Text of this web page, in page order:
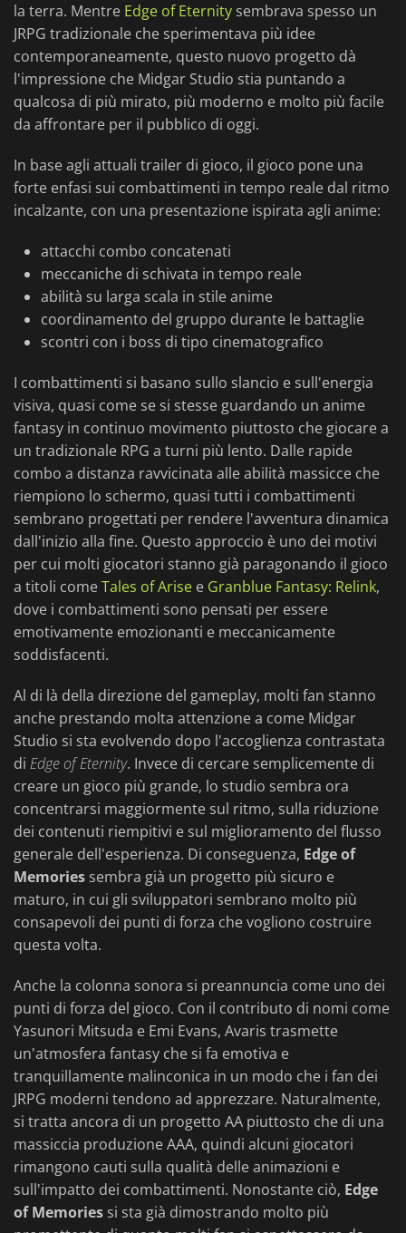
la terra. Mentre Edge of Eternity sembrava spesso un
JRPG tradizionale che sperimentava più idee
contemporaneamente, questo nuovo progetto dà
l'impressione che Midgar Studio stia puntando a
qualcosa di più mirato, più moderno e molto più facile
da affrontare per il pubblico di oggi.
In base agli attuali trailer di gioco, il gioco pone una
forte enfasi sui combattimenti in tempo reale dal ritmo
incalzante, con una presentazione ispirata agli anime:
attacchi combo concatenati
meccaniche di schivata in tempo reale
abilità su larga scala in stile anime
coordinamento del gruppo durante le battaglie
scontri con i boss di tipo cinematografico
I combattimenti si basano sullo slancio e sull'energia
visiva, quasi come se si stesse guardando un anime
fantasy in continuo movimento piuttosto che giocare a
un tradizionale RPG a turni più lento. Dalle rapide
combo a distanza ravvicinata alle abilità massicce che
riempiono lo schermo, quasi tutti i combattimenti
sembrano progettati per rendere l'avventura dinamica
dall'inizio alla fine. Questo approccio è uno dei motivi
per cui molti giocatori stanno già paragonando il gioco
a titoli comeTales of Arise e Granblue Fantasy: Relink,
dove i combattimenti sono pensati per essere
emotivamente emozionanti e meccanicamente
soddisfacenti.
Al di là della direzione del gameplay, molti fan stanno
anche prestando molta attenzione a come Midgar
Studio si sta evolvendo dopo l'accoglienza contrastata
di Edge of Eternity. Invece di cercare semplicemente di
creare un gioco più grande, lo studio sembra ora
concentrarsi maggiormente sul ritmo, sulla riduzione
dei contenuti riempitivi e sul miglioramento del flusso
generale dell'esperienza. Di conseguenza, Edge of
Memories sembra già un progetto più sicuro e
maturo, in cui gli sviluppatori sembrano molto più
consapevoli dei punti di forza che vogliono costruire
questa volta.
Anche la colonna sonora si preannuncia come uno dei
punti di forza del gioco. Con il contributo di nomi come
Yasunori Mitsuda e Emi Evans, Avaris trasmette
un'atmosfera fantasy che si fa emotiva e
tranquillamente malinconica in un modo che i fan dei
JRPG moderni tendono ad apprezzare. Naturalmente,
si tratta ancora di un progetto AA piuttosto che di una
massiccia produzione AAA, quindi alcuni giocatori
rimangono cauti sulla qualità delle animazioni e
sull'impatto dei combattimenti. Nonostante ciò, Edge
of Memories si sta già dimostrando molto più